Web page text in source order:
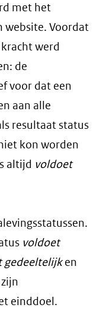
met het
website. Voordat
werd
de
voor dat een
aan alle
resultaat status
kon worden
altijd voldoet
voldoet
gedeeltelijken
zijn
einddoel.